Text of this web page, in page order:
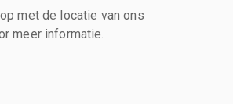
met de locatie van ons
meer informatie.